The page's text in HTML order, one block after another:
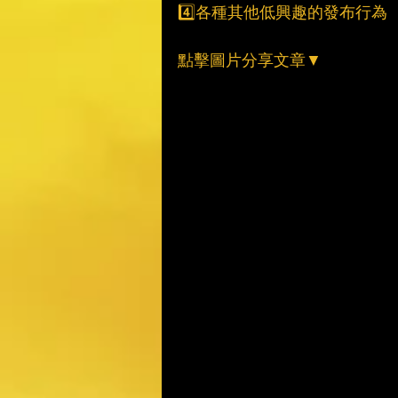
4️⃣各種其他低興趣的發布行為
點擊圖片分享文章▼